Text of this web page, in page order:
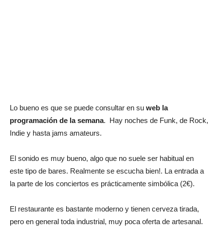
Lo bueno es que se puede consultar en su web la
programación de la semana. Hay noches de Funk, de Rock,
Indie y hasta jams amateurs.
El sonido es muy bueno, algo que no suele ser habitual en
este tipo de bares. Realmente se escucha bien!. La entrada a
la parte de los conciertos es prácticamente simbólica (2€).
El restaurante es bastante moderno y tienen cerveza tirada,
pero en general toda industrial, muy poca oferta de artesanal.